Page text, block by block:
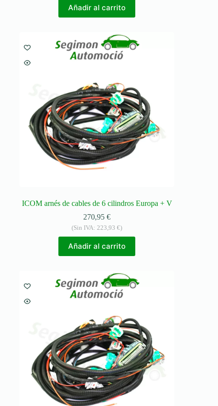
Añadir al carrito
ICOM arnés de cables de 6 cilindros Europa + V
270,95€
(Sin IVA: 223,93€)
Añadir al carrito